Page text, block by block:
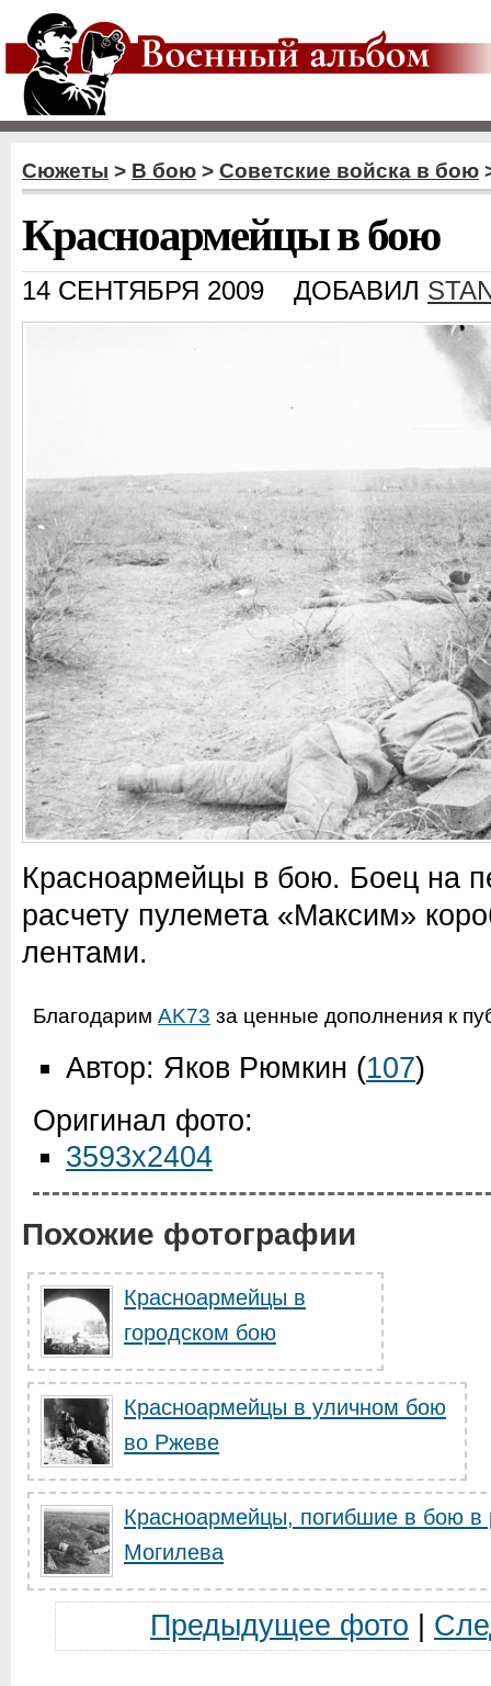
Сюжеты > В бою > Советские войска в бою
Красноармейцы в бою
14 СЕНТЯБРЯ 2009 ДОБАВИЛ
Красноармейцы в бою. Боец на
расчету пулемета «Максим»
лентами.
Благодарим AK73 за ценные дополнения к
Автор: Яков Рюмкин (107)
Оригинал фото:
3593x2404
Похожие фотографии
Красноармейцы в
городском бою
Красноармейцы в уличном бою
во Ржеве
Красноармейцы, погибшие в бою в
Могилева
Предыдущее фото